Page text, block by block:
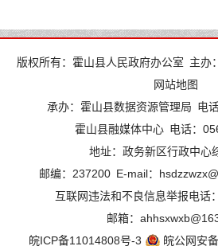
版权所有：霍山县人民政府办公室 主办
网站地图
承办：霍山县数据资源管理局 电
霍山县融媒体中心 电话：
地址：政务新区行政中心
邮编：237200 E-mail：
互联网违法和不良信息举报电话
邮箱：
皖ICP备11014808号-3
皖公网安